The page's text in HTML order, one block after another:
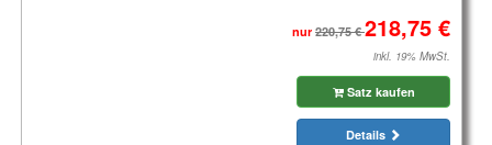
nur
inkl. 19% MwSt.
Satz kaufen
Details